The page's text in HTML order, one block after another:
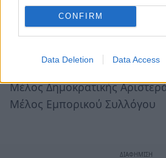
CONFIRM
Data Deletion Data Access
να συμβάλει, μαζί με όλες τις
στην αναπτυξιακή ώθηση που
Μέλος Δημοκρατικής
Μέλος Εμπορικού Συλλόγου